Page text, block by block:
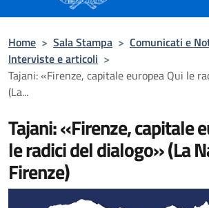
Home > Sala Stampa > Comunicati e
Interviste e articoli >
Tajani: «Firenze, capitale europea Qui le
(La...
Tajani: «Firenze, capitale
le radici del dialogo» (La
Firenze)